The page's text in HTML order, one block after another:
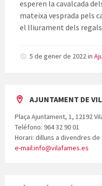
esperen la cavalcada
mateixa vesprada pels
el lliurament dels
5 de gener de 2022in
AJUNTAMENT DE
Plaça Ajuntament, 1, 12192
Teléfono: 964 32 90 01
Horari: dilluns a divendres de
e-mail:info@vilafames.es